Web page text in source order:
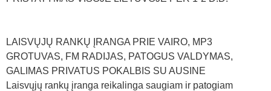
LAISVŲJŲ RANKŲ ĮRANGA PRIE VAIRO, MP3
GROTUVAS, FM RADIJAS, PATOGUS VALDYMAS,
GALIMAS PRIVATUS POKALBIS SU AUSINE
Laisvųjų rankų įranga reikalinga saugiam ir patogiam